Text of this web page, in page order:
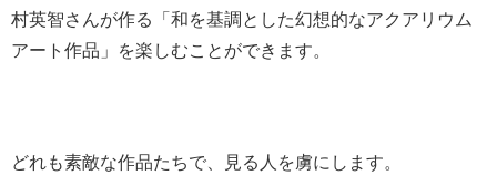
村英智さんが作る「和を基調とした幻想的なアクアリウム
アート作品」を楽しむことができます。
どれも素敵な作品たちで、見る人を虜にします。